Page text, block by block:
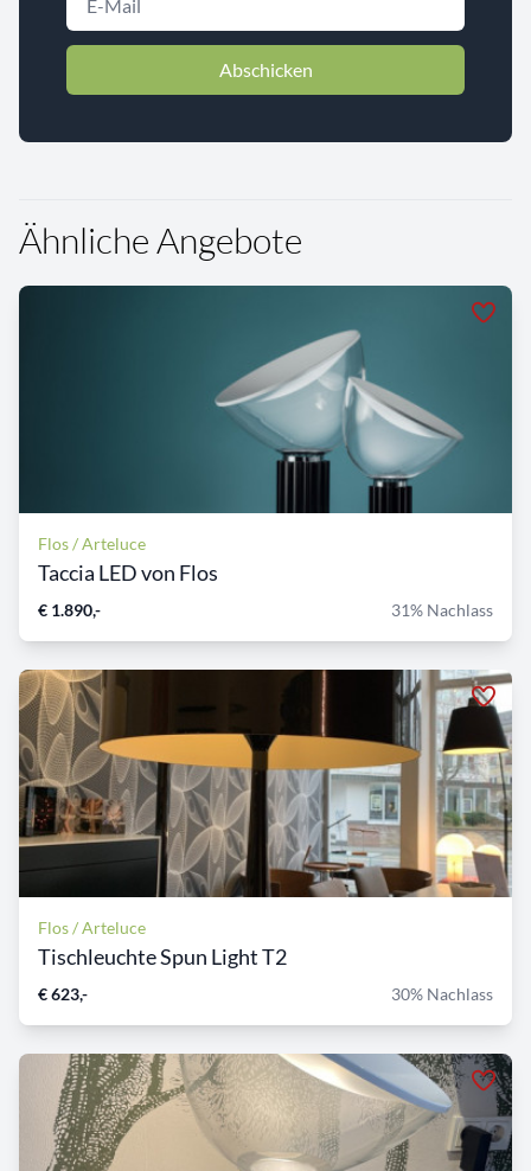
Abschicken
Ähnliche Angebote
Flos / Arteluce
Taccia LED von Flos
€ 1.890,- 31% Nachlass
Flos / Arteluce
Tischleuchte Spun Light T2
€ 623,- 30% Nachlass